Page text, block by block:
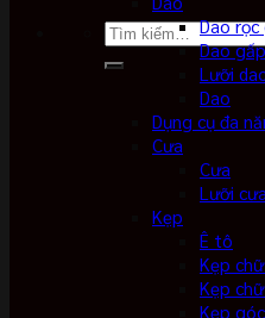
Tìm
Dao rọc
Dao gấp
Lưỡi
Dao
Dụng cụ đa
Cưa
Cưa
Lưỡi
Kẹp
Ê tô
Kẹp
Kẹp
Kẹp góc